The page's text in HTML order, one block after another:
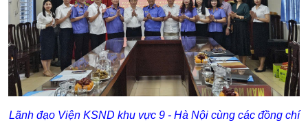
Lãnh đạo Viện KSND khu vực 9 - Hà Nội cùng các đồng chí